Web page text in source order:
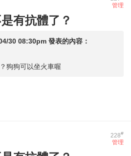
管理
有抗體了？
30 08:30pm 發表的內容：
狗狗可以坐火車喔
228#
管理